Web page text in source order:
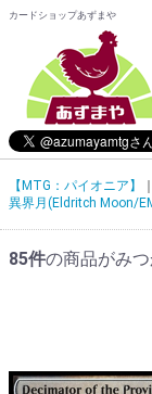
カードショップあずまや
【MTG：パイオニア】
異界月(Eldritch Moon/
85件の商品がみつ